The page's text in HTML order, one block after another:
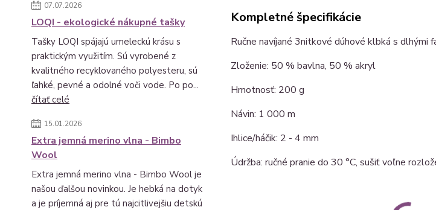
07.07.2026
LOQI - ekologické nákupné tašky
Tašky LOQI spájajú umeleckú krásu s
praktickým využitím. Sú vyrobené z
kvalitného recyklovaného polyesteru, sú
ľahké, pevné a odolné voči vode. Po po...
čítať celé
15.01.2026
Extra jemná merino vlna - Bimbo
Wool
Extra jemná merino vlna - Bimbo Wool je
našou ďalšou novinkou. Je hebká na dotyk
a je príjemná aj pre tú najcitlivejšiu detskú
Kompletné špecifikácie
Ručne navíjané 3nitkové dúhové klbká s dlhými
Zloženie: 50 % bavlna, 50 % akryl
Hmotnosť: 200 g
Návin: 1 000 m
Ihlice/háčik: 2 - 4 mm
Údržba: ručné pranie do 30 °C, sušiť voľne